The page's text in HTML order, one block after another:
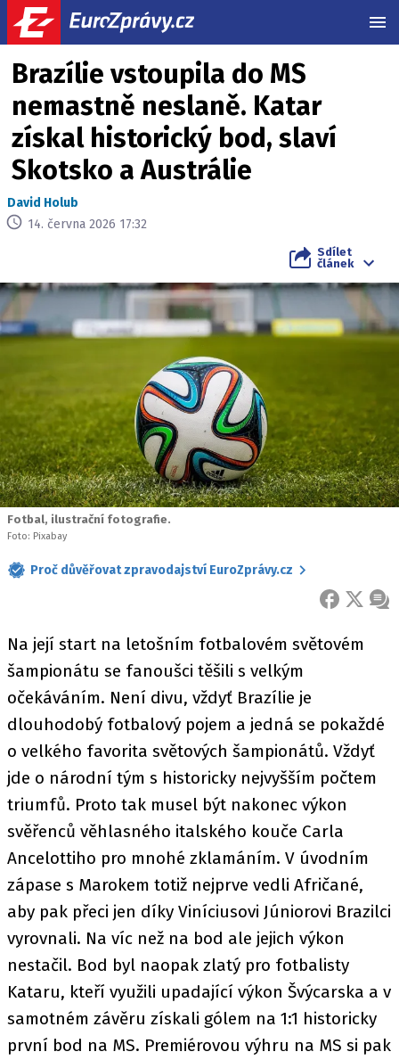
Brazílie vstoupila do MS
nemastně neslaně. Katar
získal historický bod, slaví
Skotsko a Austrálie
David Holub
14. června 2026 17:32
Sdílet
článek
Fotbal, ilustrační fotografie.
Foto: Pixabay
Proč důvěřovat zpravodajství EuroZprávy.cz
FACEBOOK
X
Na její start na letošním fotbalovém světovém
šampionátu se fanoušci těšili s velkým
očekáváním. Není divu, vždyť Brazílie je
dlouhodobý fotbalový pojem a jedná se pokaždé
o velkého favorita světových šampionátů. Vždyť
jde o národní tým s historicky nejvyšším počtem
triumfů. Proto tak musel být nakonec výkon
svěřenců věhlasného italského kouče Carla
Ancelottiho pro mnohé zklamáním. V úvodním
zápase s Marokem totiž nejprve vedli Afričané,
aby pak přeci jen díky Viníciusovi Júniorovi Brazilci
vyrovnali. Na víc než na bod ale jejich výkon
nestačil. Bod byl naopak zlatý pro fotbalisty
Kataru, kteří využili upadající výkon Švýcarska a v
samotném závěru získali gólem na 1:1 historicky
první bod na MS. Premiérovou výhru na MS si pak